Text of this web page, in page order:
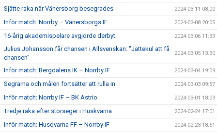
Sjätte raka när Vänersborg besegrades 2024-03-11 08:00
Inför match: Norrby – Vänersborgs IF 2024-03-08 20:05
16-årig akademispelare avgjorde derbyt 2024-03-06 11:39
Julius Johansson får chansen i Allsvenskan: "Jättekul att få
chansen"
2024-03-05 13:30
Inför match: Bergdalens IK – Norrby IF 2024-03-04 19:09
Segrarna och målen fortsätter att rulla in 2024-03-03 09:57
Inför match: Norrby IF – BK Astrio 2024-03-01 18:09
Tredje raka efter storseger i Huskvarna 2024-02-24 17:01
Inför match: Husqvarna FF – Norrby IF 2024-02-23 18:51